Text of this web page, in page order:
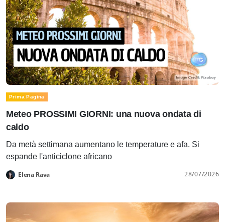
Prima Pagina
Meteo PROSSIMI GIORNI: una nuova ondata di
caldo
Da metà settimana aumentano le temperature e afa. Si
espande l'anticiclone africano
Elena Rava 28/07/2026